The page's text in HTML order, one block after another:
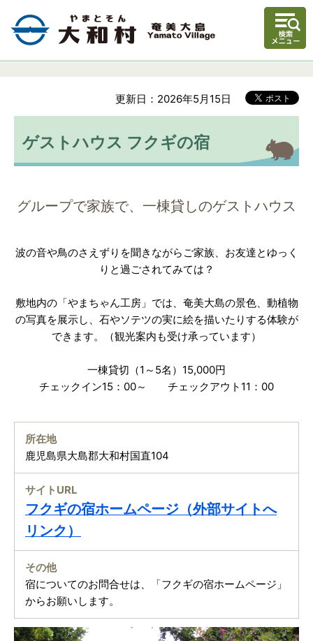
更新日：2026年5月15日
ゲストハウス フクギの宿
グループで家族で、一棟貸しのゲストハウス
波の音や鳥のさえずりを聞きながらご家族、お友達とゆっく
りと過ごされてみては？
敷地内の「やまちゃん工房」では、奄美大島の景色、動植物
の写真を展示し、石やソテツの実に絵を描いたりする体験が
できます。（観光案内も受け承っています）
一棟貸切（1～5名）15,000円
チェックイン15：00～ チェックアウト11：00
所在地
鹿児島県大島郡大和村国直104
サイトURL
フクギの宿ホームページ（外部サイトへ
リンク）
その他
宿についてのお問合せは、「フクギの宿ホームページ」
からお願いします。